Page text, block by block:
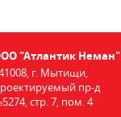
"Атлантик Неман"
г. Мытищи,
пр-д
стр. 7, пом. 4